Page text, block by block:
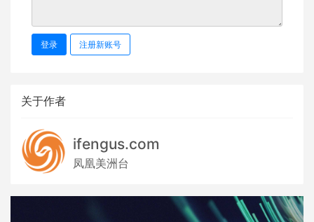
登录 注册新账号
关于作者
ifengus.com
凤凰美洲台